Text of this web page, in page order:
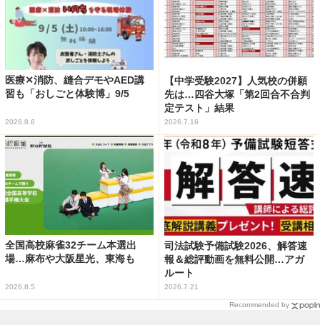
医療✕消防、縫合デモやAED講
習も「おしごと体験博」9/5
2026.8.6
【中学受験2027】人気校の併願
先は…四谷大塚「第2回合不合判
定テスト」結果
2026.7.16
全国高校麻雀32チーム本選出
場…麻布や大阪星光、東海も
2026.8.5
司法試験予備試験2026、解答速
報＆総評動画を無料公開…アガ
ルート
2026.7.21
Recommended by